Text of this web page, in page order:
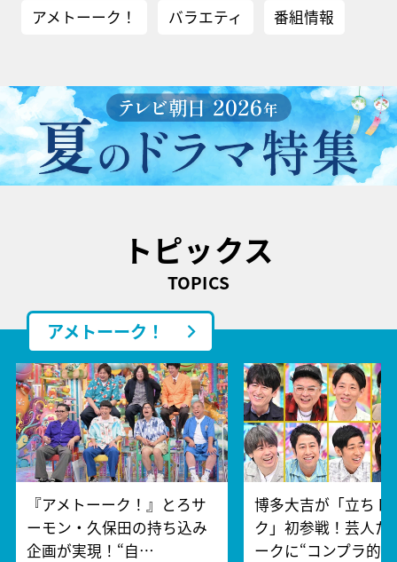
アメトーーク！ バラエティ 番組情報
トピックス
TOPICS
アメトーーク！
『アメトーーク！』とろサ
ーモン・久保田の持ち込み
企画が実現！“自…
博多大吉が「立ちト
ク」初参戦！芸人た
ークに“コンプラ的…